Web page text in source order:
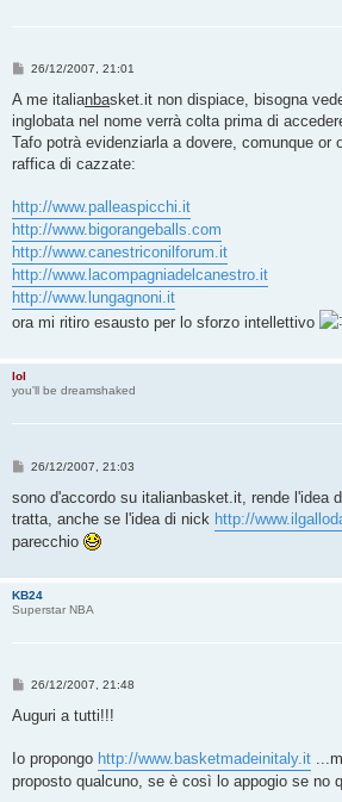
M
s
a
g
i
26/12/2007, 21:01
A me italianbasket.it non dispiace, bisogna
inglobata nel nome verrà colta prima di
Tafo potrà evidenziarla a dovere, comunque or
raffica di cazzate:
http://www.palleaspicchi.it
http://www.bigorangeballs.com
http://www.canestriconilforum.it
http://www.lacompagniadelcanestro.it
http://www.lungagnoni.it
ora mi ritiro esausto per lo sforzo intellettivo
lol
you'll be dreamshaked
M
s
a
g
g
o
26/12/2007, 21:03
sono d'accordo su italianbasket.it, rende l'idea
tratta, anche se l'idea di nick http://
parecchio
KB24
Superstar NBA
M
s
g
g
i
26/12/2007, 21:48
Auguri a tutti!!!
Io propongo http://www.basketmadeinitaly.it
proposto qualcuno, se è così lo appogio se no